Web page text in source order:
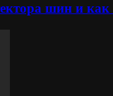
шин и как